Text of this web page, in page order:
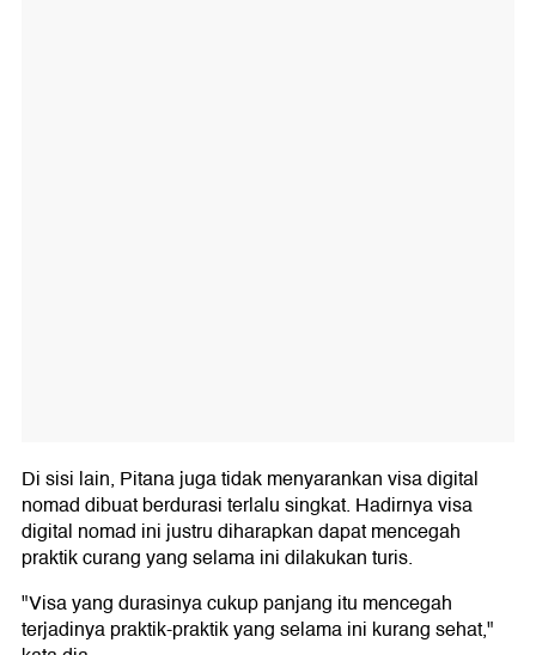
Di sisi lain, Pitana juga tidak menyarankan visa digital
nomad dibuat berdurasi terlalu singkat. Hadirnya visa
digital nomad ini justru diharapkan dapat mencegah
praktik curang yang selama ini dilakukan turis.
"Visa yang durasinya cukup panjang itu mencegah
terjadinya praktik-praktik yang selama ini kurang sehat,"